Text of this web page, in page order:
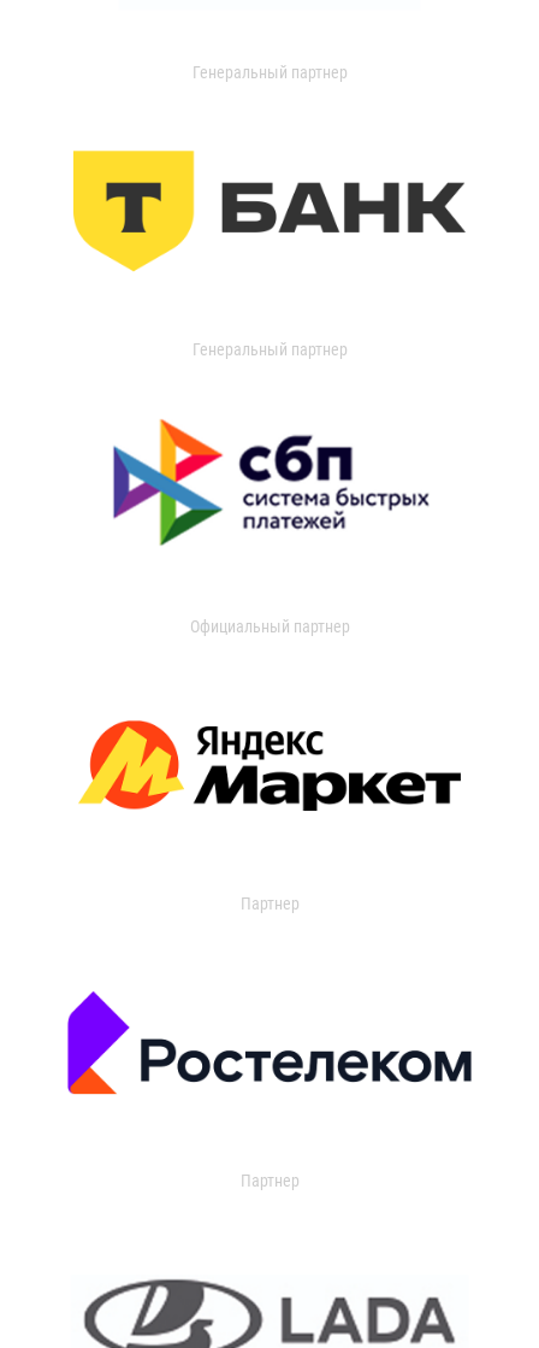
Генеральный партнер
Генеральный партнер
Официальный партнер
Партнер
Партнер